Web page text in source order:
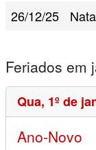
26/12/25
Feriados em
Qua, 1º de
Ano-Novo